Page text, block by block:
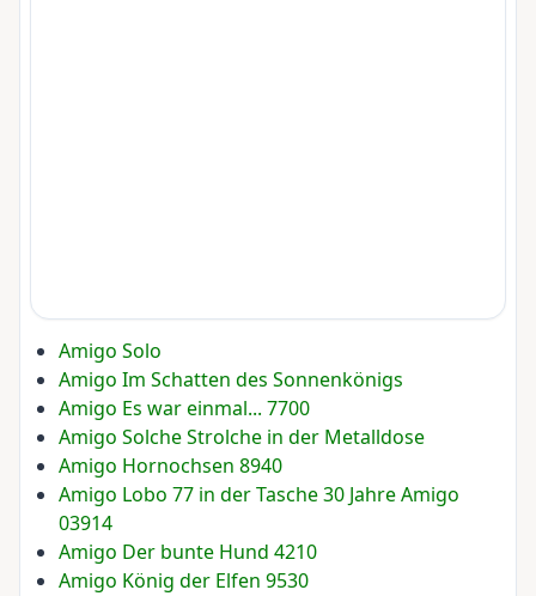
Amigo Solo
Amigo Im Schatten des Sonnenkönigs
Amigo Es war einmal... 7700
Amigo Solche Strolche in der Metalldose
Amigo Hornochsen 8940
Amigo Lobo 77 in der Tasche 30 Jahre Amigo
03914
Amigo Der bunte Hund 4210
Amigo König der Elfen 9530